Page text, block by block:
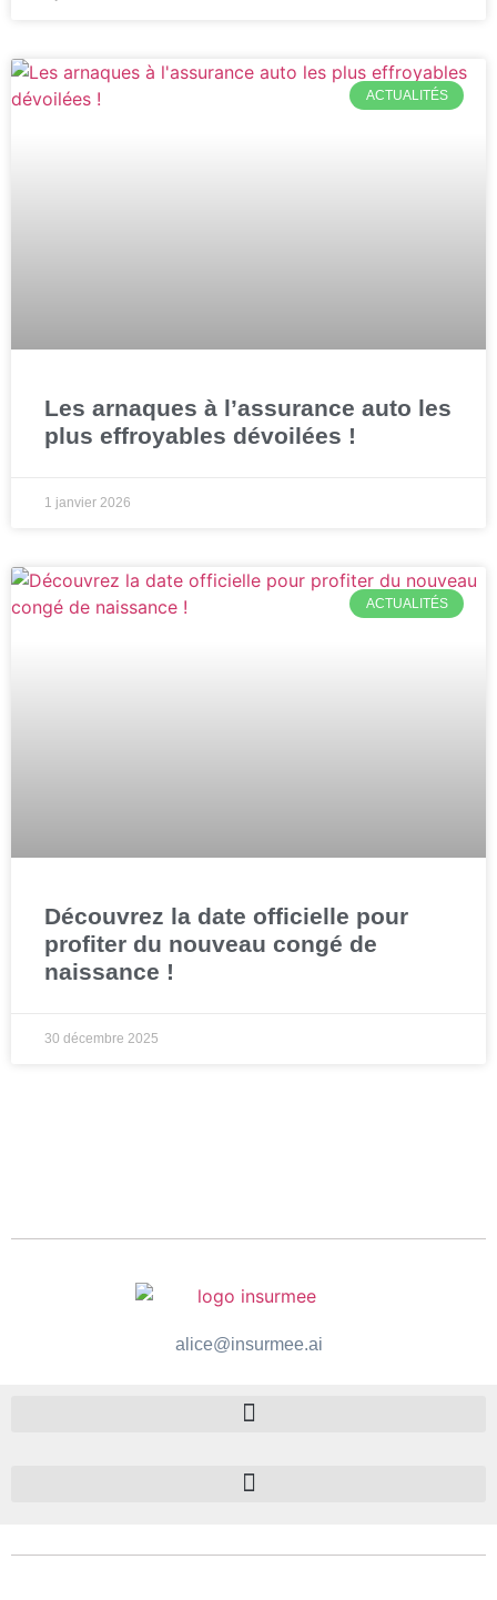
ACTUALITÉS
Les arnaques à l’assurance auto les
plus effroyables dévoilées !
1 janvier 2026
ACTUALITÉS
Découvrez la date officielle pour
profiter du nouveau congé de
naissance !
30 décembre 2025
alice@insurmee.ai